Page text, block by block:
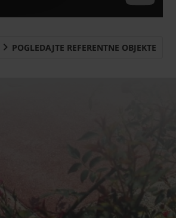
POGLEDAJTE REFERENTNE OBJEKTE